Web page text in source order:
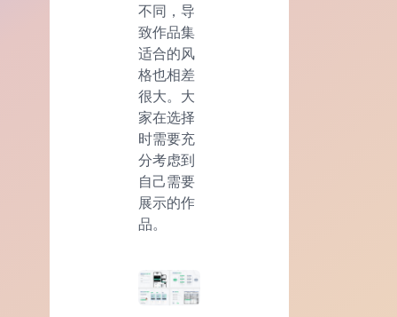
不同，导
致作品集
适合的风
格也相差
很大。大
家在选择
时需要充
分考虑到
自己需要
展示的作
品。